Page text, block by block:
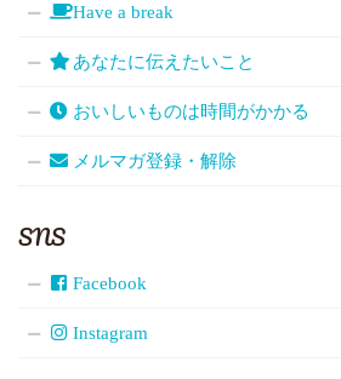
Have a break
あなたに伝えたいこと
おいしいものは時間がかかる
メルマガ登録・解除
SNS
Facebook
Instagram